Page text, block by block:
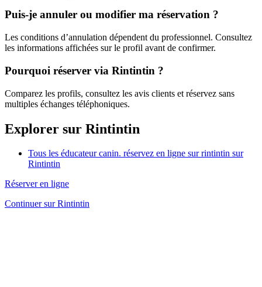
Puis-je annuler ou modifier ma réservation ?
Les conditions d’annulation dépendent du professionnel. Consultez
les informations affichées sur le profil avant de confirmer.
Pourquoi réserver via Rintintin ?
Comparez les profils, consultez les avis clients et réservez sans
multiples échanges téléphoniques.
Explorer sur Rintintin
Tous les éducateur canin. réservez en ligne sur rintintin sur
Rintintin
Réserver en ligne
Continuer sur Rintintin